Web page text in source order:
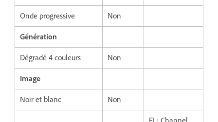
Onde progressive Non
Génération
Dégradé 4 couleurs Non
Image
Noir et blanc Non